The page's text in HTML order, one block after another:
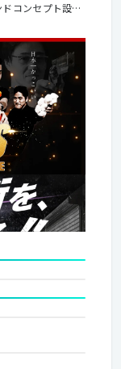
コンセプト設計
たちが一歩前に
ゲートという社
決めた世の中の